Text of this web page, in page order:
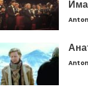
Anton
Anton